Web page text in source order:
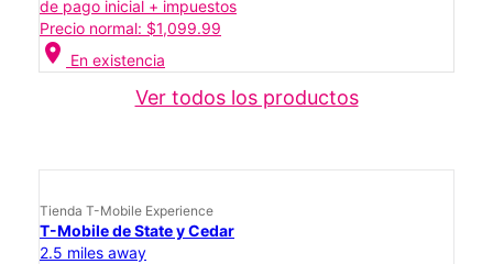
de pago inicial + impuestos
Precio normal: $1,099.99
location_on En existencia
Ver todos los productos
Tienda T-Mobile Experience
T-Mobile de State y Cedar
2.5 miles away